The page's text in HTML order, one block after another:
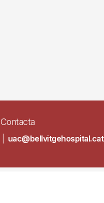
Contacta
uac@bellvitgehospital.cat